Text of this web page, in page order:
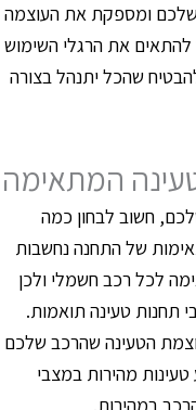
שלכם ומספקת את העוצמה
להתאים את הרגלי השימוש
שהכל יתנהל בצורה
המתאימה
חשוב לבחון כמה
של התחנה נחשבות
לכל רכב חשמלי ולכן
תחנות טעינה תואמות.
הטעינה שהרכב שלכם
מהירות במצבי
במהירות.